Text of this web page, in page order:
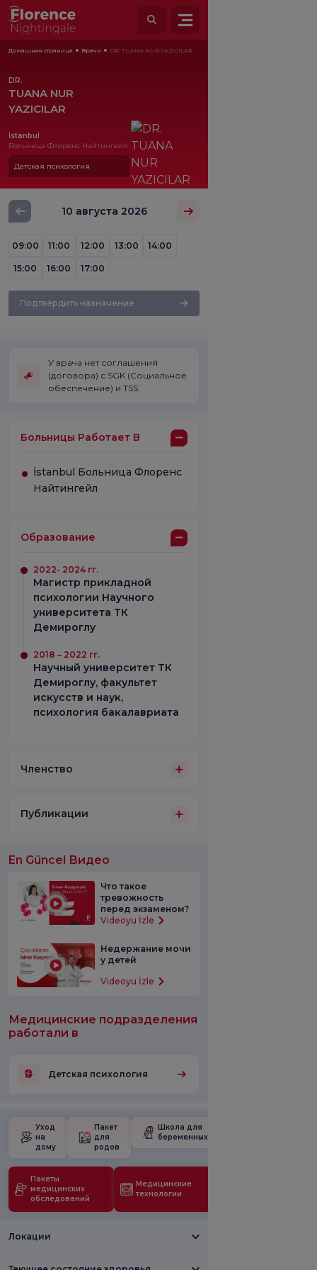
Домашняя страница Врачи DR. TUANA NUR YAZICILAR
DR.
TUANA NUR
YAZICILAR
İstanbul
Больница Флоренс Найтингейл
Детская психология
10 августа 2026
09:00 11:00 12:00 13:00 14:00
15:00 16:00 17:00
Подтвердить назначение
У врача нет соглашения
(договора) с SGK (Социальное
обеспечение) и TSS.
Больницы Работает В
İstanbul Больница Флоренс
Найтингейл
Образование
2022- 2024 гг.
Магистр прикладной
психологии Научного
университета ТК
Демироглу
2018 – 2022 гг.
Научный университет ТК
Демироглу, факультет
искусств и наук,
психология бакалавриата
Членство
Публикации
En Güncel Видео
Что такое
тревожность
перед экзаменом?
Videoyu İzle
Недержание мочи
у детей
Videoyu İzle
Медицинские подразделения
работали в
Детская психология
Уход
на
дому
Пакет
для
родов
Школа для
беременных
Пакеты
медицинских
обследований
Медицинские
технологии
Локации